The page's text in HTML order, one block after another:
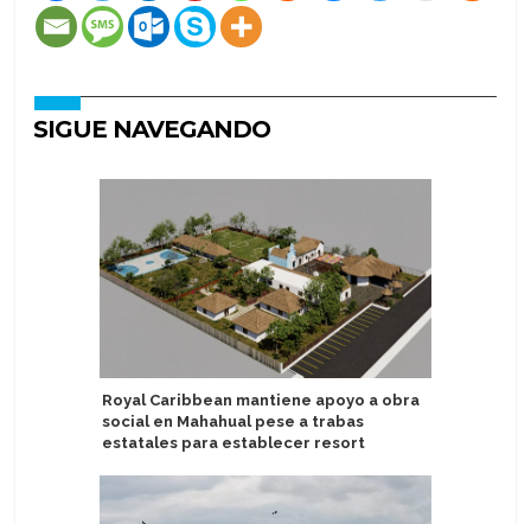
SIGUE NAVEGANDO
Royal Caribbean mantiene apoyo a obra
social en Mahahual pese a trabas
estatales para establecer resort